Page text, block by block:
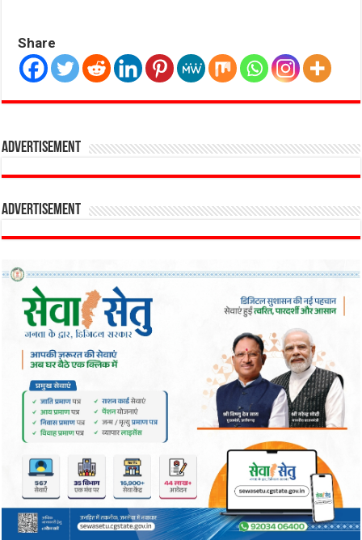
Share
Advertisement
Advertisement